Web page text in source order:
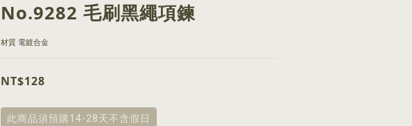
No.9282 毛刷黑繩項鍊
材質 電鍍合金
NT$128
此商品須預購14-28天不含假日